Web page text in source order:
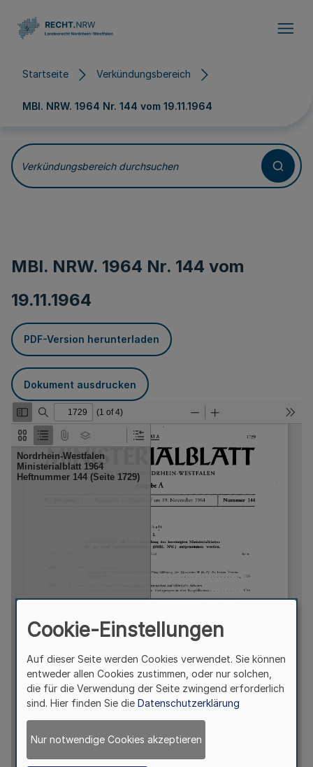
Startseite Verkündungsbereich
MBl. NRW. 1964 Nr. 144 vom 19.11.1964
Verkündungsbereich durchsuchen
MBl. NRW. 1964 Nr. 144 vom
19.11.1964
PDF-Version herunterladen
Dokument ausdrucken
Cookie-Einstellungen
Auf dieser Seite werden Cookies verwendet. Sie können
entweder allen Cookies zustimmen, oder nur solchen,
die für die Verwendung der Seite zwingend erforderlich
sind. Hier finden Sie die Datenschutzerklärung
Nur notwendige Cookies akzeptieren